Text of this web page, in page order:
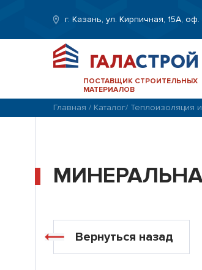
г. Казань, ул. Кирпичная, 15А, оф.
ПОСТАВЩИК СТРОИТЕЛЬНЫХ
МАТЕРИАЛОВ
Главная / Каталог/ Теплоизоляция
Вернуться назад